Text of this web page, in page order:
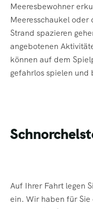
Meeresbewohner
Meeresschaukel oder
Strand spazieren
angebotenen
können auf dem
gefahrlos spielen und
Auf Ihrer Fahrt legen
ein. Wir haben für Sie